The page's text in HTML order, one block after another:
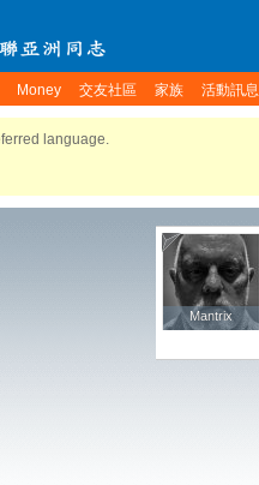
Money 交友社區 家族 活動訊息
language.
Mantrix
Mantrix